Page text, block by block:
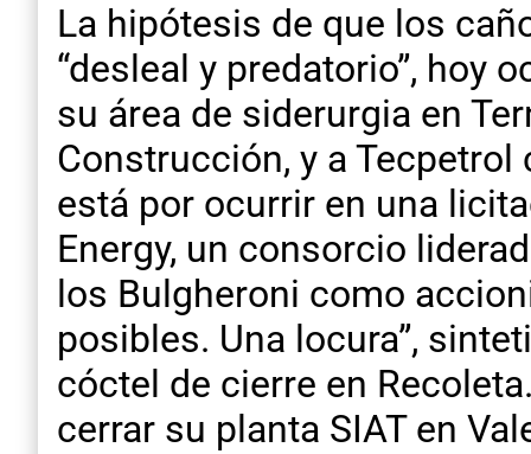
La hipótesis de que los
“desleal y predatorio”, hoy
su área de siderurgia en
Construcción, y a
está por ocurrir en una
Energy, un consorcio
los Bulgheroni como
posibles. Una locura”,
cóctel de cierre en
cerrar su planta SIAT en